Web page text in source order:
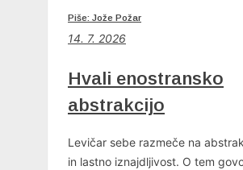
Piše: Jože Požar
14. 7. 2026
Hvali enostransko
abstrakcijo
Levičar sebe razmeče na
in lastno iznajdljivost. O tem